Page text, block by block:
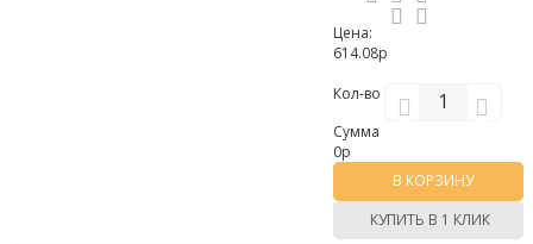
Цена:
614.08р
Кол-во
Сумма
0р
В КОРЗИНУ
КУПИТЬ В 1 КЛИК